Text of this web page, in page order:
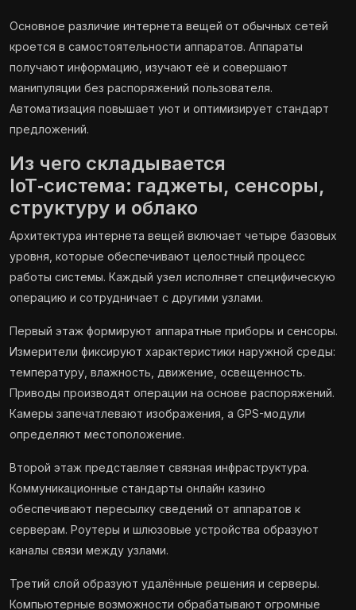
Основное различие интернета вещей от обычных сетей
кроется в самостоятельности аппаратов. Аппараты
получают информацию, изучают её и совершают
манипуляции без распоряжений пользователя.
Автоматизация повышает уют и оптимизирует стандарт
предложений.
Из чего складывается
IoT‑система: гаджеты, сенсоры,
структуру и облако
Архитектура интернета вещей включает четыре базовых
уровня, которые обеспечивают целостный процесс
работы системы. Каждый узел исполняет специфическую
операцию и сотрудничает с другими узлами.
Первый этаж формируют аппаратные приборы и сенсоры.
Измерители фиксируют характеристики наружной среды:
температуру, влажность, движение, освещенность.
Приводы производят операции на основе распоряжений.
Камеры запечатлевают изображения, а GPS-модули
определяют местоположение.
Второй этаж представляет связная инфраструктура.
Коммуникационные стандарты онлайн казино
обеспечивают пересылку сведений от аппаратов к
серверам. Роутеры и шлюзовые устройства образуют
каналы связи между узлами.
Третий слой образуют удалённые решения и серверы.
Компьютерные возможности обрабатывают огромные